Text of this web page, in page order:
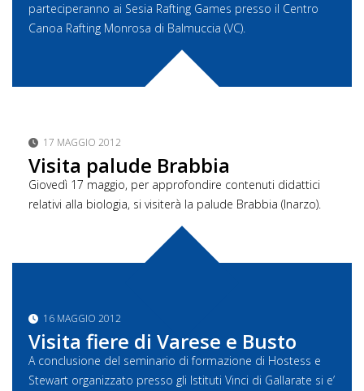
parteciperanno ai Sesia Rafting Games presso il Centro
Canoa Rafting Monrosa di Balmuccia (VC).
17 MAGGIO 2012
Visita palude Brabbia
Giovedì 17 maggio, per approfondire contenuti didattici
relativi alla biologia, si visiterà la palude Brabbia (Inarzo).
16 MAGGIO 2012
Visita fiere di Varese e Busto
A conclusione del seminario di formazione di Hostess e
Stewart organizzato presso gli Istituti Vinci di Gallarate si e’